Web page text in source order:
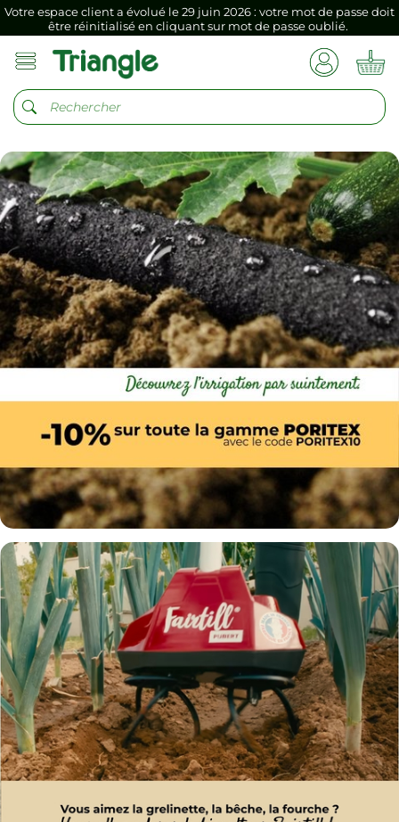
Si vous aviez mémorisé votre précédent mot de passe dans votre
navigateur internet, il doit être réenregistré à la première connexion
vers votre nouvel espace client.
Votre espace client a évolué le 29 juin 2026 : votre mot de passe doit
être réinitialisé en cliquant sur mot de passe oublié.
Si vous aviez mémorisé votre précédent mot de passe dans votre
navigateur internet, il doit être réenregistré à la première connexion